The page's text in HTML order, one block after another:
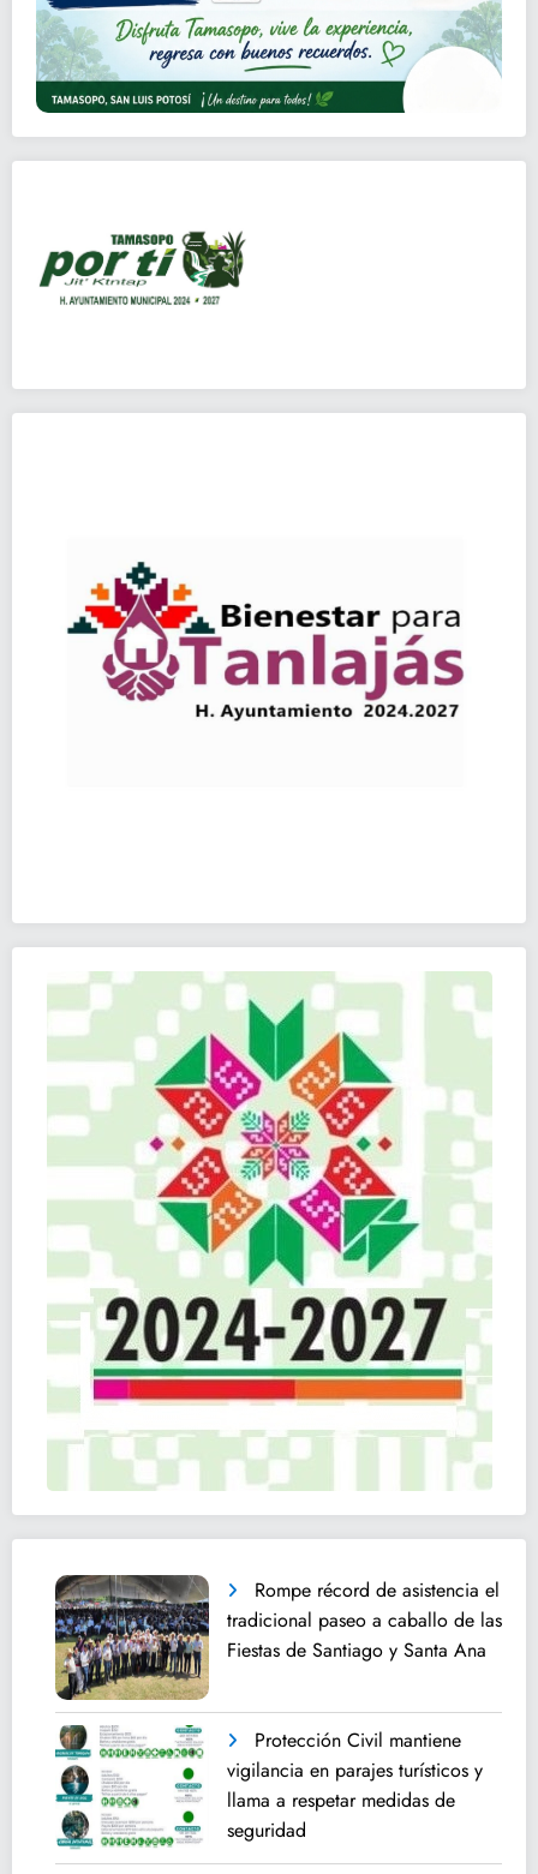
Rompe récord de asistencia el
tradicional paseo a caballo de las
Fiestas de Santiago y Santa Ana
Protección Civil mantiene
vigilancia en parajes turísticos y
llama a respetar medidas de
seguridad